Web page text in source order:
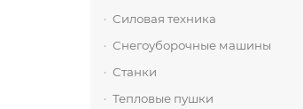
Силовая техника
Снегоуборочные машины
Станки
Тепловые пушки